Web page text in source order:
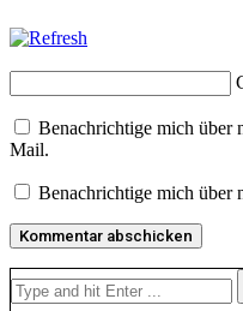
Benachrichtige mich über
Mail.
Benachrichtige mich über
Search
for: